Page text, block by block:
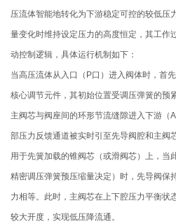
压流体智能地转化为下游稳定可控的较低压
量变化时维持设定压力的高度恒定，其工作
动控制逻辑，具体运行机制如下：
当高压流体从入口（P口）进入阀体时，首
核心调节元件，其初始位置受调压弹簧的预
主阀芯与阀座间的环形节流缝隙进入下游（
部压力反馈通道被实时引至先导阀腔和主阀
用于先簧加载的锥阀芯（或滑阀芯）上，当
精密调压弹簧预压缩量决定）时，先导阀保
力相等。此时，主阀芯在上下腔压力平衡状
较大开度，实现低压降流通。